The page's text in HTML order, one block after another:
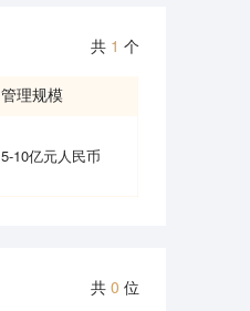
共 1 个
管理规模
5-10亿元人民币
共 0 位